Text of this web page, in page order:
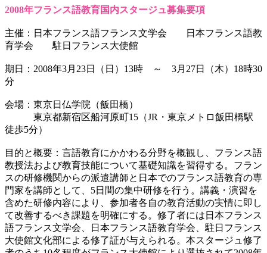
2008年フランス語教育国内スタージュ募集要項
主催：日本フランス語フランス文学会 日本フランス語教
育学会 駐日フランス大使館
期日：2008年3月23日（日）13時 ～ 3月27日（木）18時30
分
会場：東京日仏学院（飯田橋）
東京都新宿区船河原町15（JR・東京メトロ飯田橋駅
徒歩5分）
目的と概要：言語教育にかかわる分野を概観し、フランス語
教授法および教育技能について基礎知識を習得する。フラン
スの研修機関からの派遣講師と日本でのフランス語教育の専
門家を講師として、5日間の集中研修を行う。講義・演習を
含めた研修内容により、参加者各自の教育活動の実情に即し
て改善するべき課題を明確にする。修了者には日本フランス
語フランス文学会、日本フランス語教育学会、駐日フランス
大使館文化部による修了証が与えられる。本スタージュ修了